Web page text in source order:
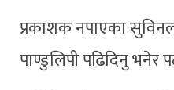
प्रकाशक नपाएका
पाण्डुलिपी पढिदिनु भनेर